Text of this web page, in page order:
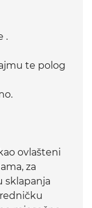
.
te polog
ovlašteni
za
sklapanja